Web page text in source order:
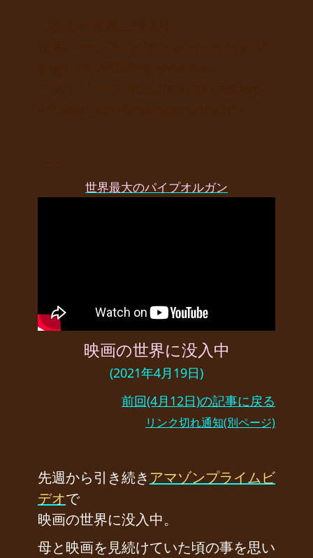
世界最大のパイプオルガン
映画の世界に没入中
(2021年4月19日)
前回(4月12日)の記事に戻る
リンク切れ通知(別ページ)
先週から引き続き アマゾンプライムビ
デオで
映画の世界に没入中。
母と映画を見続けていた頃の事を思い